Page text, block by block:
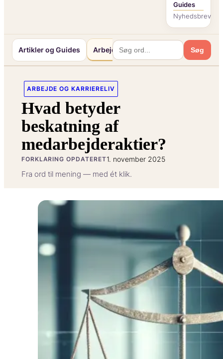
Guides
Nyhedsbrev
Artikler og Guides Arbejde og Karriereliv Søg
ARBEJDE OG KARRIERELIV
Hvad betyder
beskatning af
medarbejderaktier?
FORKLARING OPDATERET1. november 2025
Fra ord til mening — med ét klik.